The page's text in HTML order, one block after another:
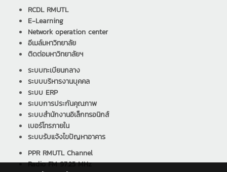
RCDL RMUTL
E-Learning
Network operation center
อีเมล์มหาวิทยาลัย
ติดต่อมหาวิทยาลัยฯ
ระบบทะเบียนกลาง
ระบบบริหารงานบุคคล
ระบบ ERP
ระบบการประกันคุณภาพ
ระบบสำนักงานอิเล็กทรอนิกส์
เบอร์โทรภายใน
ระบบรับแจ้งไขปัญหาอาคาร
PPR RMUTL Channel
Radio FM 97.25 MHz